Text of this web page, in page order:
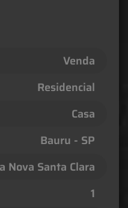
Venda
Residencial
Casa
Bauru - SP
Nova Santa Clara
1